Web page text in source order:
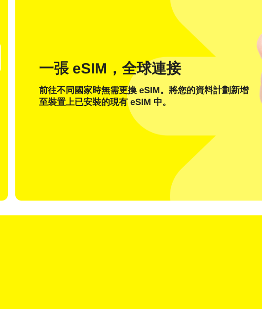
一張 eSIM，全球連接
前往不同國家時無需更換 eSIM。將您的資料計劃新增
至裝置上已安裝的現有 eSIM 中。
關閉彈出視窗
简体中文
新客戶
發送一次性密碼